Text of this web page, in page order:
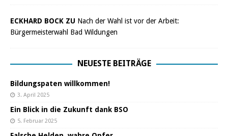
ECKHARD BOCK ZU Nach der Wahl ist vor der Arbeit:
Bürgermeisterwahl Bad Wildungen
NEUESTE BEITRÄGE
Bildungspaten willkommen!
3. April 2025
Ein Blick in die Zukunft dank BSO
5. Februar 2025